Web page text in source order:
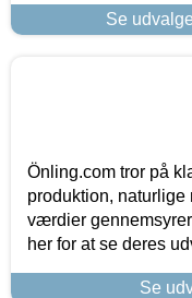
Se
Önling.com tror på
produktion,
værdier
her for at se deres
Se